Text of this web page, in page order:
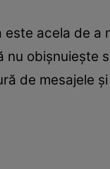
acela de a
obișnuiește
de mesajele